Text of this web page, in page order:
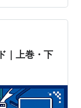
レトロアー
分かること
価格が…
｜上巻・下